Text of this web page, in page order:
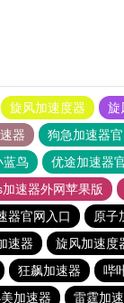
旋风加速度器
旋
器
狗急加速器
蓝鸟 优途加速器
速器外网苹果版
器官网入口
原子
速器 旋风加速度
狂飙加速器 哔
加速器 雷霆加